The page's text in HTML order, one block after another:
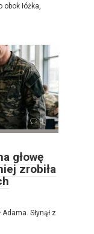
łóżka,
0
głowę
zrobiła
Słynął z